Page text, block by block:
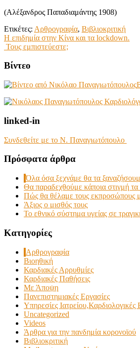
(Αλέξανδρος Παπαδιαμάντης 1908)
Ετικέτες: Αρθρογραφία, Βιβλιοκριτική
Πλοήγηση
άρθρων
Η επιδημία στην Κίνα και τα lockdown.
Τους εμπιστεύεστε;
Βίντεο
linked-in
Συνδεθείτε με το Ν. Παναγιωτόπουλο
Πρόσφατα άρθρα
Όλα όσα ξεχνάμε θα τα
Θα παραδεχθούμε κάποια στιγμή
Πώς θα θέλαμε τους εκπροσώπους
Άξιος ο μισθός τους
Το εθνικό σύστημα υγείας σε
Kατηγορίες
Αρθρογραφία
Βιοηθική
Καρδιακές Αρρυθμίες
Καρδιακές Παθήσεις
Με Άποψη
Πανεπιστημιακές Εργασίες
Υπηρεσίες Ιατρείου,Καρδιολογικές
Uncategorized
Videos
Άρθρα για την πανδημία κορονοϊού
Βιβλιοκριτική